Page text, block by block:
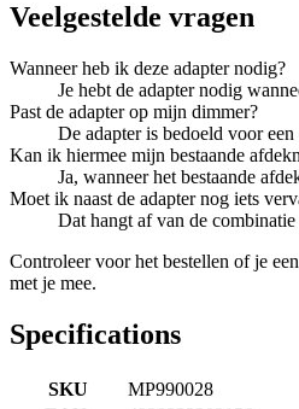
Veelgestelde vragen
Wanneer heb ik deze adapter nodig?
Je hebt de adapter nodig
Past de adapter op mijn dimmer?
De adapter is bedoeld voor
Kan ik hiermee mijn bestaande
Ja, wanneer het bestaande
Moet ik naast de adapter nog iets
Dat hangt af van de
Controleer voor het bestellen of je
met je mee.
Specifications
SKU
MP990028